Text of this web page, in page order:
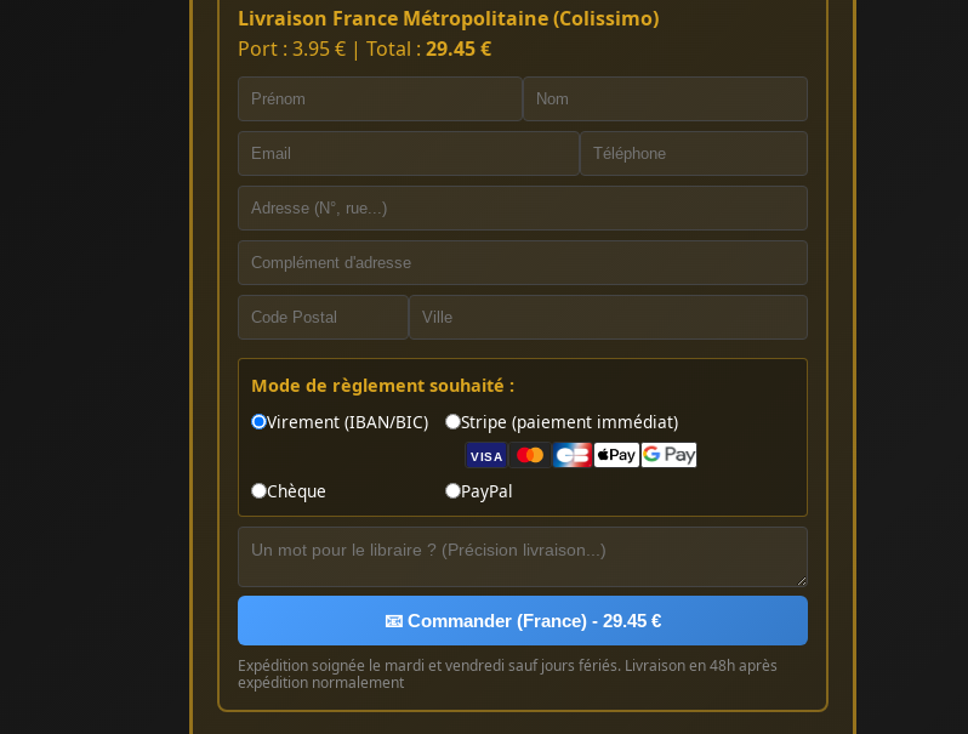
Livraison France Métropolitaine (Colissimo)
Port : 3.95 € | Total : 29.45 €
Mode de règlement souhaité :
Virement (IBAN/BIC)
Stripe (paiement immédiat)
VISA
Chèque PayPal
📧 Commander (France) - 29.45 €
Expédition soignée le mardi et vendredi sauf jours fériés. Livraison en 48h après
expédition normalement